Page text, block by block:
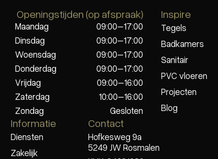
Openingstijden (op afspraak)
Maandag
09:00–17:00
Dinsdag
09:00–17:00
Woensdag
09:00–17:00
Donderdag
09:00–17:00
Vrijdag
09:00–16:00
Zaterdag
10:00–16:00
Zondag
Gesloten
Inspire
Tegels
Badkamers
Sanitair
PVC vloeren
Projecten
Blog
Informatie
Diensten
Zakelijk
Contact
Hofkesweg 9a
5249 JW Rosmalen